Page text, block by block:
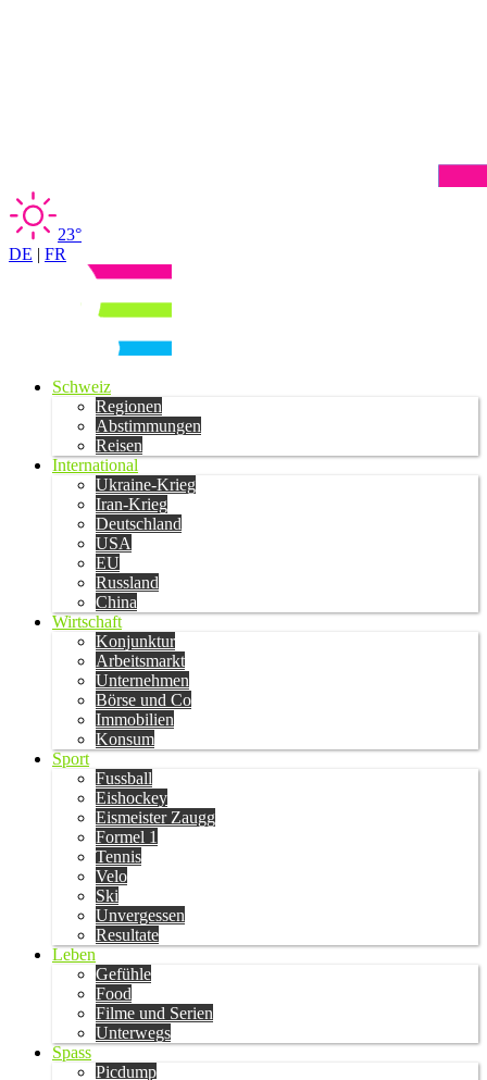
23°
DE | FR
Schweiz
Regionen
Abstimmungen
Reisen
International
Ukraine-Krieg
Iran-Krieg
Deutschland
USA
EU
Russland
China
Wirtschaft
Konjunktur
Arbeitsmarkt
Unternehmen
Börse und Co
Immobilien
Konsum
Sport
Fussball
Eishockey
Eismeister Zaugg
Formel 1
Tennis
Velo
Ski
Unvergessen
Resultate
Leben
Gefühle
Food
Filme und Serien
Unterwegs
Spass
Picdump